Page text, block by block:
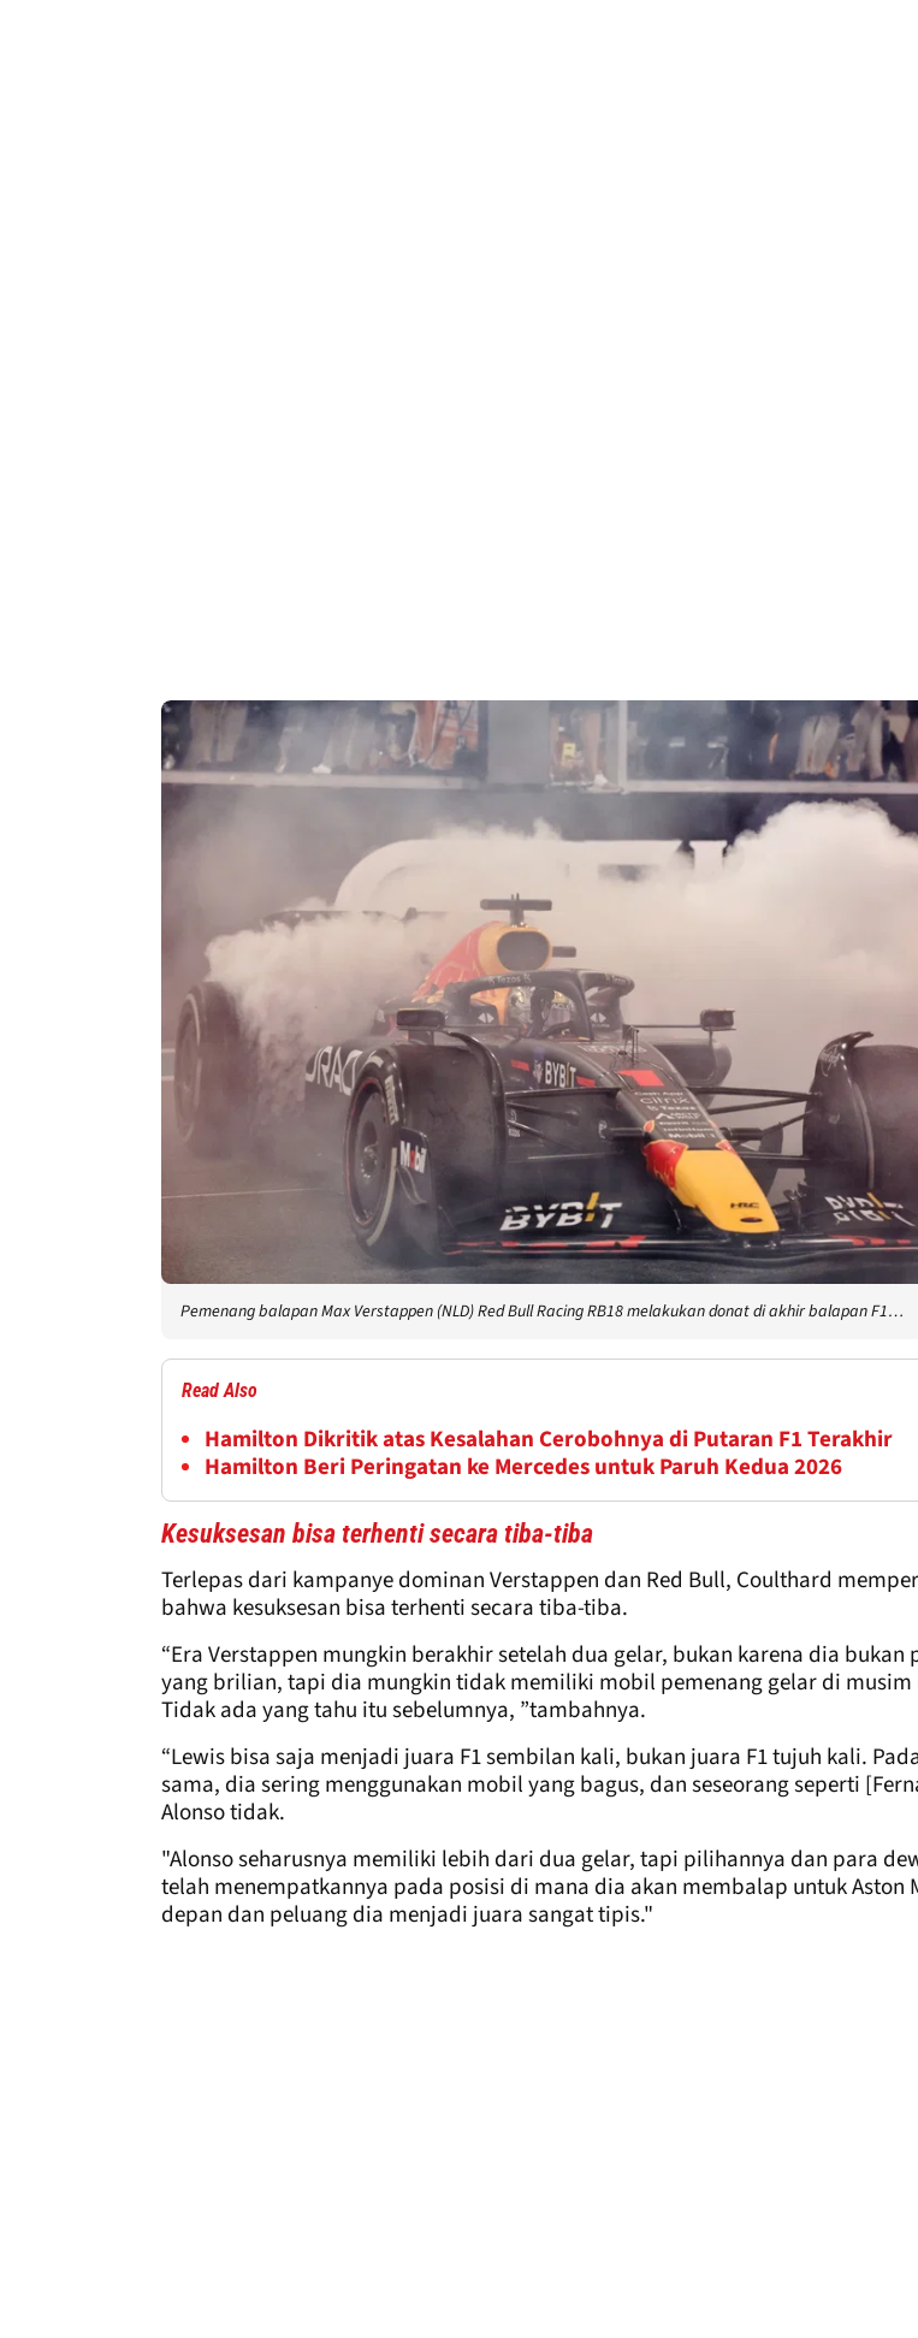
Pemenang balapan Max Verstappen (NLD) Red Bull Racing RB18 melakukan donat di akhir balapan F1…
Read Also
Hamilton Dikritik atas Kesalahan Cerobohnya di Putaran F1 Terakhir
Hamilton Beri Peringatan ke Mercedes untuk Paruh Kedua 2026
Kesuksesan bisa terhenti secara tiba-tiba
Terlepas dari kampanye dominan Verstappen dan Red Bull, Coulthard
bahwa kesuksesan bisa terhenti secara tiba-tiba.
“Era Verstappen mungkin berakhir setelah dua gelar, bukan karena dia bukan
yang brilian, tapi dia mungkin tidak memiliki mobil pemenang gelar di musim
Tidak ada yang tahu itu sebelumnya, ”tambahnya.
“Lewis bisa saja menjadi juara F1 sembilan kali, bukan juara F1 tujuh kali.
sama, dia sering menggunakan mobil yang bagus, dan seseorang seperti
Alonso tidak.
"Alonso seharusnya memiliki lebih dari dua gelar, tapi pilihannya dan para
telah menempatkannya pada posisi di mana dia akan membalap untuk Aston
depan dan peluang dia menjadi juara sangat tipis."